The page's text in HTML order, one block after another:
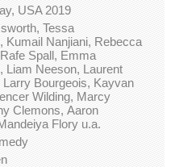
USA 2019
Tessa
Kumail Nanjiani, Rebecca
Spall, Emma
Liam Neeson, Laurent
Larry Bourgeois, Kayvan
Wilding, Marcy
Clemons, Aaron
Flory u.a.